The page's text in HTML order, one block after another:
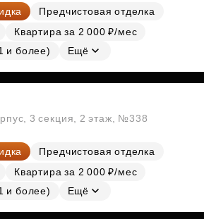
Предчистовая отделка
Квартира за 2 000 ₽/мес
и более)
Ещё
3 секция, 2 этаж, №338
Предчистовая отделка
Квартира за 2 000 ₽/мес
и более)
Ещё